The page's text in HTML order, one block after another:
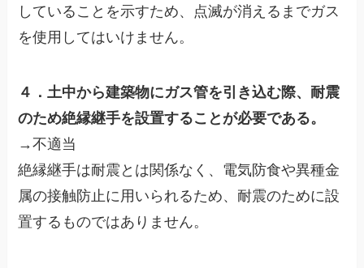
していることを示すため、点滅が消えるまでガス
を使用してはいけません。
４．土中から建築物にガス管を引き込む際、耐震
のため絶縁継手を設置することが必要である。
→不適当
絶縁継手は耐震とは関係なく、電気防食や異種金
属の接触防止に用いられるため、耐震のために設
置するものではありません。